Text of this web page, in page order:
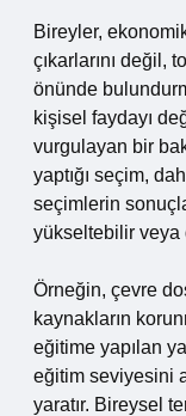
Bireyler,
çıkarlarını değil,
önünde
kişisel faydayı
vurgulayan bir
yaptığı seçim,
seçimlerin
yükseltebilir veya
Örneğin, çevre
kaynakların
eğitime yapılan
eğitim seviyesini
yaratır. Bireysel